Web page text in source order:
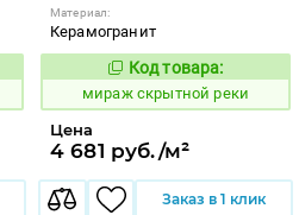
Материал:
Керамогранит
995704
Код товара:
мираж скрытной реки
Цена
4 681 руб./м²
Заказ в 1 клик